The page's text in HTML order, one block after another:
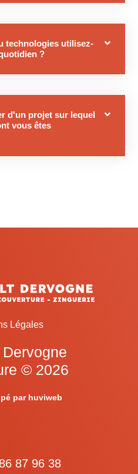
technologies utilisez-
?
d'un projet sur lequel
vous êtes
Légales
© 2026
par huviweb
87 96 38‬